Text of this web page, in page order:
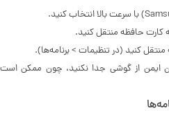
کارت حافظه منتقل کنید.
منتقل کنید (در تنظیمات > برنامه‌ها).
ایمن از گوشی جدا نکنید، چون ممکن است